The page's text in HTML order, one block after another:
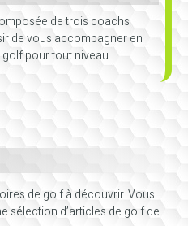
de trois coachs
de vous accompagner en
pour tout niveau.
de golf à découvrir. Vous
sélection d’articles de golf de